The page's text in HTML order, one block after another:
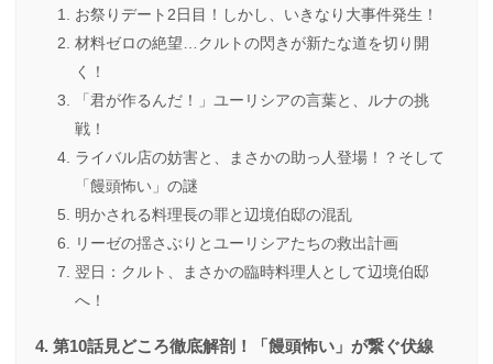
お祭りデート2日目！しかし、いきなり大事件発生！
材料ゼロの絶望…クルトの閃きが新たな道を切り開
く！
「君が作るんだ！」ユーリシアの言葉と、ルナの挑
戦！
ライバル店の妨害と、まさかの助っ人登場！？そして
「饅頭怖い」の謎
明かされる料理長の罪と辺境伯邸の混乱
リーゼの揺さぶりとユーリシアたちの救出計画
翌日：クルト、まさかの臨時料理人として辺境伯邸
へ！
第10話見どころ徹底解剖！「饅頭怖い」が繋ぐ伏線